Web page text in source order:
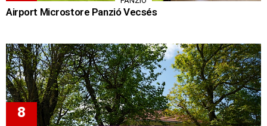
Airport Microstore Panzió Vecsés